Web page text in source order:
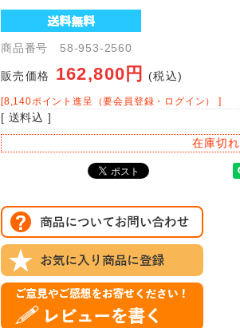
商品番号 58-953-2560
販売価格 162,800円 (税込)
[8,140ポイント進呈（要会員登録・ログイン） ]
[ 送料込 ]
在庫切れ